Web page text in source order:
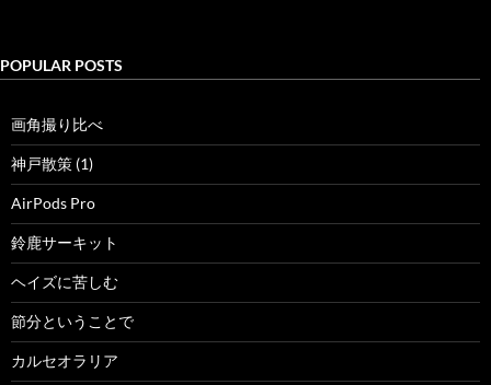
POPULAR POSTS
画角撮り比べ
神戸散策 (1)
AirPods Pro
鈴鹿サーキット
ヘイズに苦しむ
節分ということで
カルセオラリア